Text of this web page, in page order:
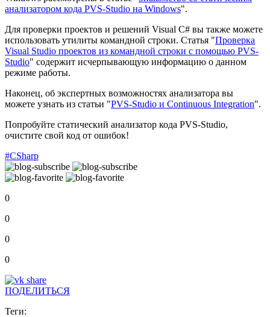
анализатором кода PVS-Studio на Windows".
Для проверки проектов и решений Visual C# вы также можете
использовать утилиты командной строки. Статья "Проверка
Visual Studio проектов из командной строки с помощью PVS-
Studio" содержит исчерпывающую информацию о данном
режиме работы.
Наконец, об экспертных возможностях анализатора вы
можете узнать из статьи "PVS-Studio и Continuous Integration".
Попробуйте статический анализатор кода PVS-Studio,
очистите свой код от ошибок!
#CSharp
0
0
0
0
ПОДЕЛИТЬСЯ
Теги: